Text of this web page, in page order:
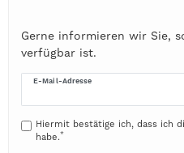
Gerne informieren wir Sie,
verfügbar ist.
E-Mail-Adresse
Hiermit bestätige ich, dass ich
habe.*